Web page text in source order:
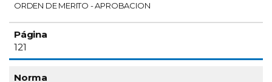
ORDEN DE MERITO - APROBACION
121